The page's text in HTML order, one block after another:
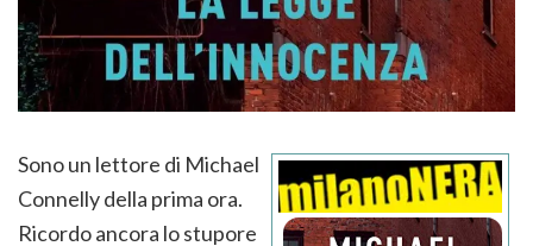
Sono un lettore di Michael
Connelly della prima ora.
Ricordo ancora lo stupore